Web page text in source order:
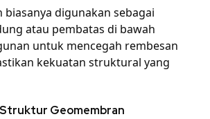
biasanya digunakan sebagai
atau pembatas di bawah
untuk mencegah rembesan
kekuatan struktural yang
Geomembran